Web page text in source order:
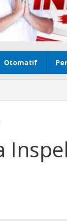
Otomatif